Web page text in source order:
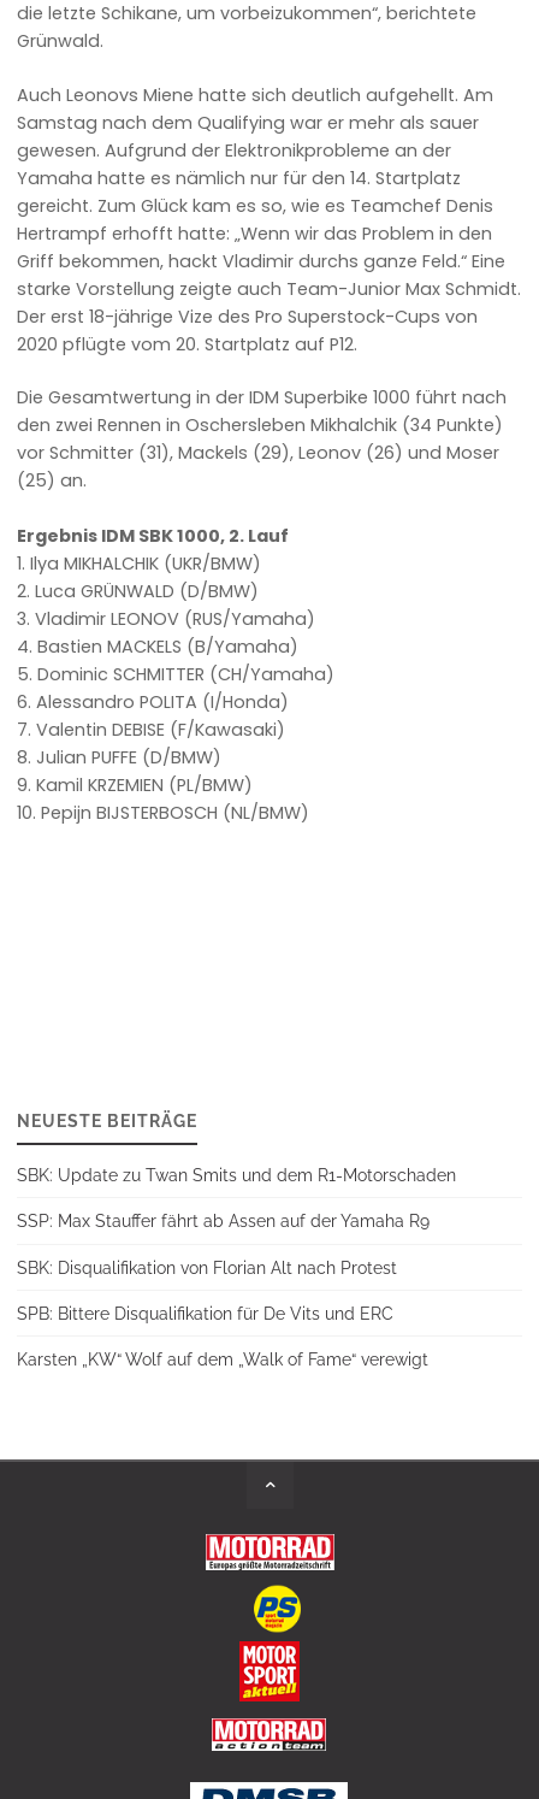
die letzte Schikane, um vorbeizukommen“, berichtete
Grünwald.
Auch Leonovs Miene hatte sich deutlich aufgehellt. Am
Samstag nach dem Qualifying war er mehr als sauer
gewesen. Aufgrund der Elektronikprobleme an der
Yamaha hatte es nämlich nur für den 14. Startplatz
gereicht. Zum Glück kam es so, wie es Teamchef Denis
Hertrampf erhofft hatte: „Wenn wir das Problem in den
Griff bekommen, hackt Vladimir durchs ganze Feld.“ Eine
starke Vorstellung zeigte auch Team-Junior Max Schmidt.
Der erst 18-jährige Vize des Pro Superstock-Cups von
2020 pflügte vom 20. Startplatz auf P12.
Die Gesamtwertung in der IDM Superbike 1000 führt nach
den zwei Rennen in Oschersleben Mikhalchik (34 Punkte)
vor Schmitter (31), Mackels (29), Leonov (26) und Moser
(25) an.
Ergebnis IDM SBK 1000, 2. Lauf
1. Ilya MIKHALCHIK (UKR/BMW)
2. Luca GRÜNWALD (D/BMW)
3. Vladimir LEONOV (RUS/Yamaha)
4. Bastien MACKELS (B/Yamaha)
5. Dominic SCHMITTER (CH/Yamaha)
6. Alessandro POLITA (I/Honda)
7. Valentin DEBISE (F/Kawasaki)
8. Julian PUFFE (D/BMW)
9. Kamil KRZEMIEN (PL/BMW)
10. Pepijn BIJSTERBOSCH (NL/BMW)
NEUESTE BEITRÄGE
SBK: Update zu Twan Smits und dem R1-Motorschaden
SSP: Max Stauffer fährt ab Assen auf der Yamaha R9
SBK: Disqualifikation von Florian Alt nach Protest
SPB: Bittere Disqualifikation für De Vits und ERC
Karsten „KW“ Wolf auf dem „Walk of Fame“ verewigt
Back